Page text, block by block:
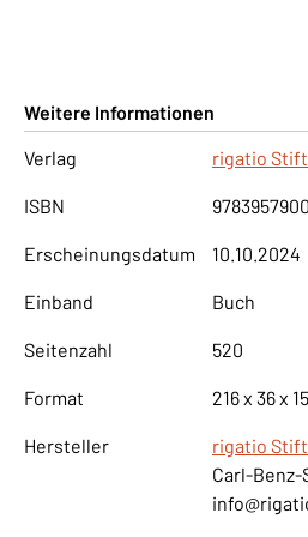
Weitere Informationen
Verlag
rigatio
ISBN
Erscheinungsdatum 10.10.2024
Einband Buch
Seitenzahl 520
Format 216 x 36 x
Hersteller
rigatio
Carl-Benz-